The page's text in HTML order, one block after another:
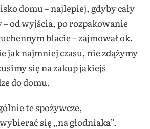
domu – najlepiej, gdyby cały
od wyjścia, po rozpakowanie
blacie – zajmował ok.
jak najmniej czasu, nie zdążymy
się na zakup jakiejś
do domu.
te spożywcze,
się „na głodniaka”.